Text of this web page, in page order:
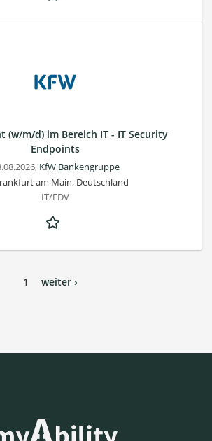
(w/m/d) im Bereich IT - IT Security
Endpoints
KfW Bankengruppe
am Main, Deutschland
IT/EDV
1 weiter ›